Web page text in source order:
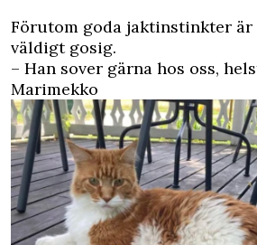
Förutom goda jaktinstinkter är
väldigt gosig.
– Han sover gärna hos oss,
Marimekko